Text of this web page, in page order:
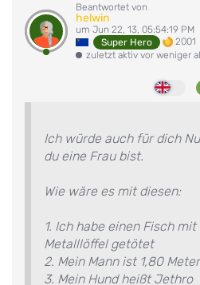
Beantwortet von
helwin
um Jun 22, 13, 05:54:19 PM
Super Hero
2001
zuletzt aktiv vor weniger
Ich würde auch für dich
du eine Frau bist.
Wie wäre es mit diesen:
1. Ich habe einen Fisch
Metalllöffel getötet
2. Mein Mann ist 1,80
3. Mein Hund heißt Jethro